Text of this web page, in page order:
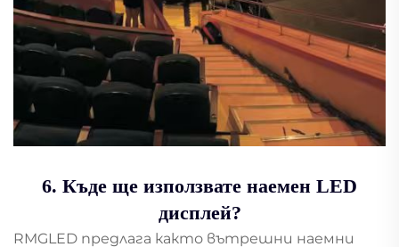
6. Къде ще използвате наемен LED
дисплей?
RMGLED предлага както вътрешни наемни